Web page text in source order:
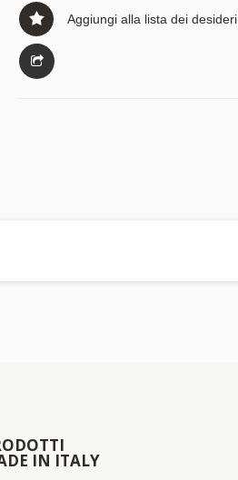
Aggiungi alla lista dei desideri
IN ITALY